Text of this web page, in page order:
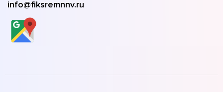
info@fiksremnnv.ru